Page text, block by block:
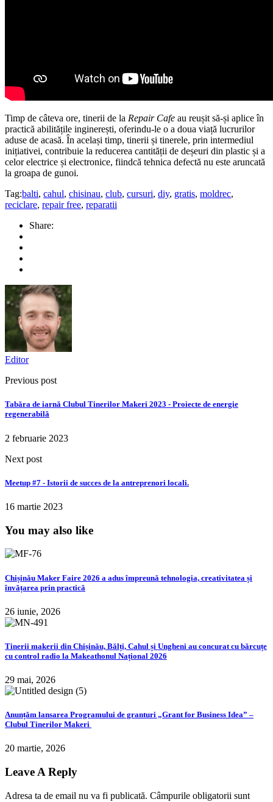
Timp de câteva ore, tinerii de la Repair Cafe au reușit să-și aplice în
practică abilitățile inginerești, oferindu-le o a doua viață lucrurilor
aduse de acasă. În același timp, tinerii și tinerele, prin intermediul
inițiativei, contribuie la reducerea cantității de deșeuri din plastic și a
celor electrice și electronice, fiindcă tehnica defectă nu este aruncată
la groapa de gunoi.
Tag:balti, cahul, chisinau, club, cursuri, diy, gratis, moldrec,
reciclare, repair free, reparatii
Share:
Editor
Previous post
Tabăra de iarnă Clubul Tinerilor Makeri 2023 - Proiecte de energie
regenerabilă
2 februarie 2023
Next post
Meetup #7 - Istorii de succes de la antreprenori locali.
16 martie 2023
You may also like
Chișinău Maker Faire 2026 a adus împreună tehnologia, creativitatea și
învățarea prin practică
26 iunie, 2026
Tinerii makerii din Chișinău, Bălți, Cahul și Ungheni au concurat cu bărcuțe
cu control radio la Makeathonul Național 2026
29 mai, 2026
Anunțăm lansarea Programului de granturi „Grant for Business Idea” –
Clubul Tinerilor Makeri
20 martie, 2026
Leave A Reply
Adresa ta de email nu va fi publicată. Câmpurile obligatorii sunt